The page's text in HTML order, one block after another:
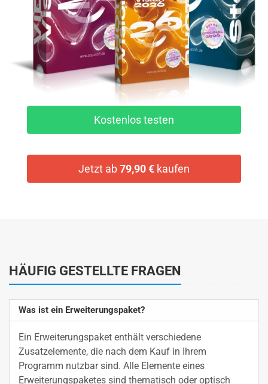
Kostenlos testen
Jetzt ab79,90 € kaufen
HÄUFIG GESTELLTE FRAGEN
Was ist ein Erweiterungspaket?
Ein Erweiterungspaket enthält verschiedene
Zusatzelemente, die nach dem Kauf in Ihrem
Programm nutzbar sind. Alle Elemente eines
Erweiterungspaketes sind thematisch oder optisch